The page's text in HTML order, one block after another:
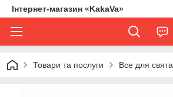
Інтернет-магазин «KakaVa»
Товари та послуги Все для свята